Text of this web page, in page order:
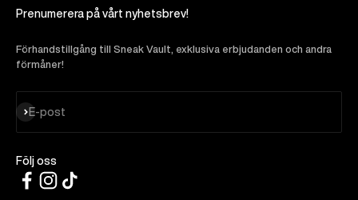
Prenumerera på vårt nyhetsbrev!
Förhandstillgång till Sneak Vault, exklusiva erbjudanden och andra
förmåner!
E-post
Prenumerera
Följ oss